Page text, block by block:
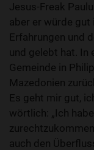
Jesus-Freak
aber er würde gut
Erfahrungen und
und gelebt hat. In
Gemeinde in
Mazedonien
Es geht mir gut,
wörtlich: „Ich
auch den